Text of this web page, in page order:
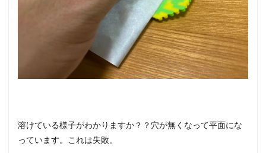
溶けている様子がわかりますか？？穴が無くなって平面にな
っています。これは失敗。